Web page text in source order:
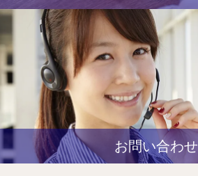
お問い合わせ